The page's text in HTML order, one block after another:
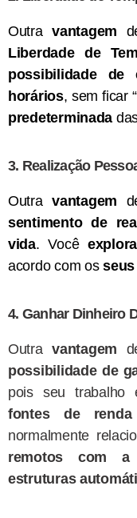
Outravantagem
Liberdade de
possibilidade
de
horários, sem ficar “
predeterminada
3. Realização
Outravantagem
sentimento de
vida. Você
acordo com os
4. Ganhar Dinheiro
Outravantagem
possibilidade de
pois seu trabalho
fontes de renda
normalmente
remotos com a
estruturas